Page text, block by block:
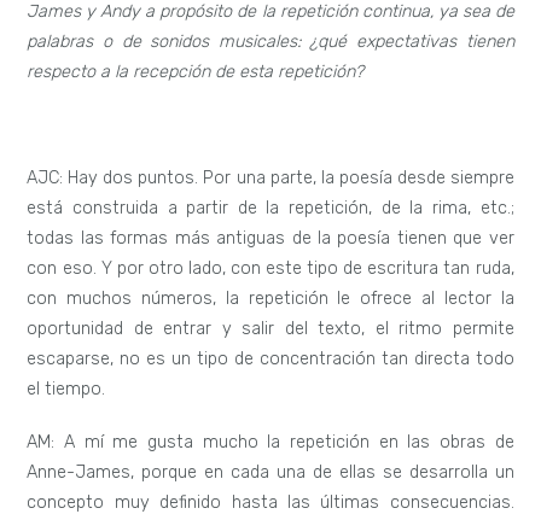
James y Andy a propósito de la repetición continua, ya sea de
palabras o de sonidos musicales: ¿qué expectativas tienen
respecto a la recepción de esta repetición?
AJC: Hay dos puntos. Por una parte, la poesía desde siempre
está construida a partir de la repetición, de la rima, etc.;
todas las formas más antiguas de la poesía tienen que ver
con eso. Y por otro lado, con este tipo de escritura tan ruda,
con muchos números, la repetición le ofrece al lector la
oportunidad de entrar y salir del texto, el ritmo permite
escaparse, no es un tipo de concentración tan directa todo
el tiempo.
AM: A mí me gusta mucho la repetición en las obras de
Anne-James, porque en cada una de ellas se desarrolla un
concepto muy definido hasta las últimas consecuencias.